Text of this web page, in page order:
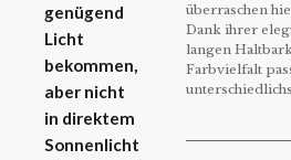
genügend
Licht
bekommen,
aber nicht
in direktem
Sonnenlicht
überraschen
Dank ihrer
langen
Farbvielfalt